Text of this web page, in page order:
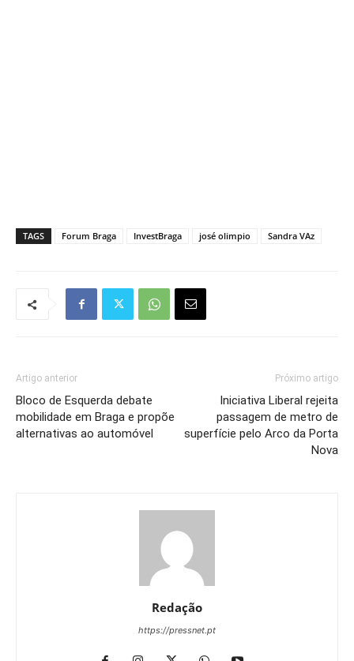
TAGS Forum Braga InvestBraga josé olimpio Sandra VAz
Artigo anterior
Bloco de Esquerda debate
mobilidade em Braga e propõe
alternativas ao automóvel
Próximo artigo
Iniciativa Liberal rejeita
passagem de metro de
superfície pelo Arco da Porta
Nova
Redação
https://pressnet.pt